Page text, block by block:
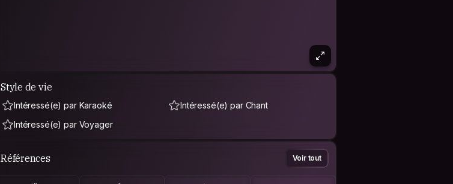
Style de vie
Intéressé(e) par Karaoké
Intéressé(e) par Chant
Intéressé(e) par Voyager
Références Voir tout